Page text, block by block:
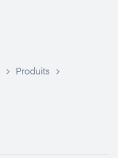
> Produits
>